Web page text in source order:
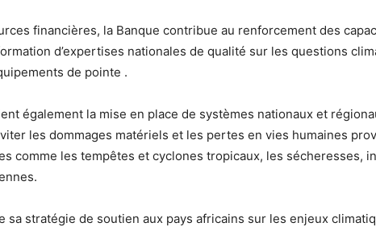
financières, la Banque contribue au renforcement des
d’expertises nationales de qualité sur les questions
de pointe .
également la mise en place de systèmes nationaux et
les dommages matériels et les pertes en vies humaines
comme les tempêtes et cyclones tropicaux, les sécheresses,
sa stratégie de soutien aux pays africains sur les enjeux